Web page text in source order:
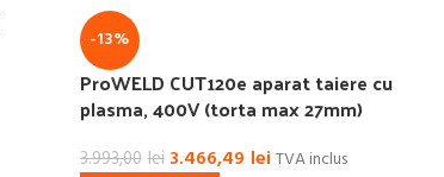
-13%
ProWELD CUT120e aparat taiere cu
plasma, 400V (torta max 27mm)
3.993,00 lei 3.466,49 lei TVA inclus